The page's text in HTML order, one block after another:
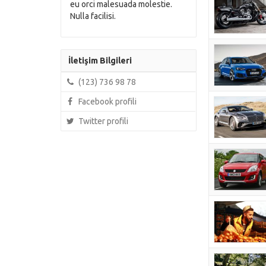
eu orci malesuada molestie.
Nulla facilisi.
İletişim Bilgileri
(123) 736 98 78
Facebook profili
Twitter profili